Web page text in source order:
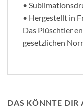
•
• Hergestellt in
Das Plüschtier
gesetzlichen
DAS KÖNNTE DIR